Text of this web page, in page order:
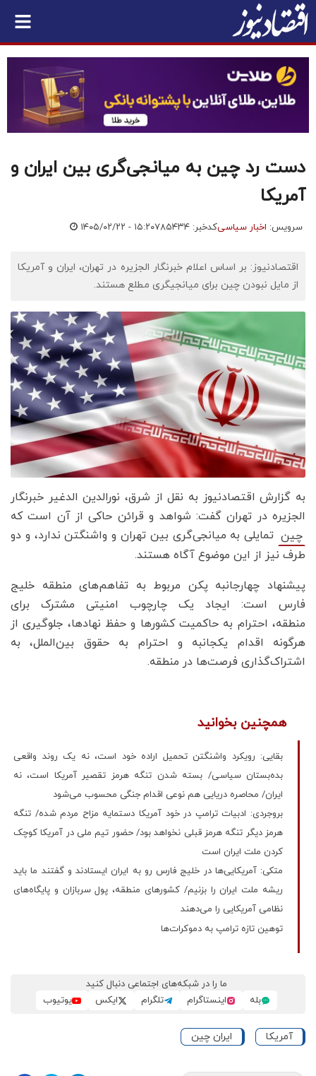
دست رد چین به میانجی‌گری بین ایران و
آمریکا
سرویس: اخبار سیاسیکدخبر: ۷۸۵۴۳۴ ۱۴۰۵/۰۲/۲۲ - ۱۵:۲۰
اقتصادنیوز: بر اساس اعلام خبرنگار الجزیره در تهران، ایران و آمریکا
از مایل نبودن چین برای میانجیگری مطلع هستند.
به گزارش اقتصادنیوز به نقل از شرق، نورالدین الدغیر خبرنگار
الجزیره در تهران گفت: شواهد و قرائن حاکی از آن است که
چین تمایلی به میانجی‌گری بین تهران و واشنگتن ندارد، و دو
طرف نیز از این موضوع آگاه هستند.
پیشنهاد چهارجانبه پکن مربوط به تفاهم‌های منطقه خلیج
فارس است: ایجاد یک چارچوب امنیتی مشترک برای
منطقه، احترام به حاکمیت کشورها و حفظ نهادها، جلوگیری از
هرگونه اقدام یکجانبه و احترام به حقوق بین‌الملل، به
اشتراک‌گذاری فرصت‌ها در منطقه.
همچنین بخوانید
بقایی: رویکرد واشنگتن تحمیل اراده خود است، نه یک روند واقعی
بده‌بستان سیاسی/ بسته شدن تنگه هرمز تقصیر آمریکا است، نه
ایران/ محاصره دریایی هم نوعی اقدام جنگی محسوب می‌شود
بروجردی: ادبیات ترامپ در خود آمریکا دستمایه مزاح مردم شده/ تنگه
هرمز دیگر تنگه هرمز قبلی نخواهد بود/ حضور تیم ملی در آمریکا کوچک
کردن ملت ایران است
متکی: آمریکایی‌ها در خلیج فارس رو به ایران ایستادند و گفتند ما باید
ریشه ملت ایران را بزنیم/ کشور‌های منطقه، پول سربازان و پایگاه‌های
نظامی آمریکایی را می‌دهند
توهین تازه ترامپ به دموکرات‌‌‌ها
ما را در شبکه‌های اجتماعی دنبال کنید
بله
اینستاگرام تلگرام ایکس یوتیوب
آمریکا ایران چین